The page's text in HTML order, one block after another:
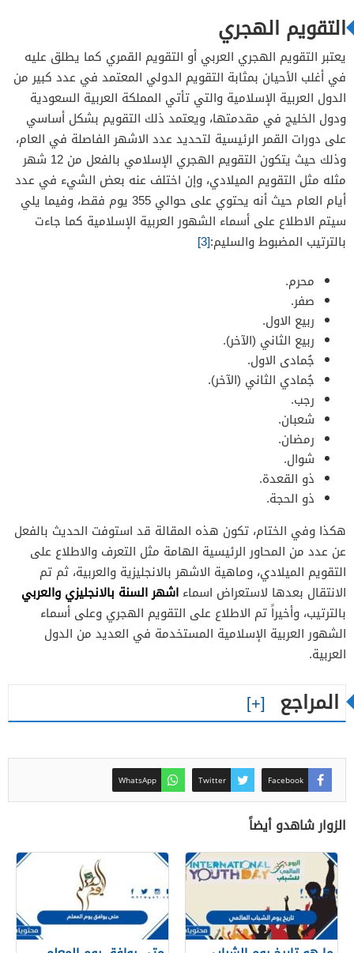
التقويم الهجري
يعتبر التقويم الهجري العربي أو التقويم القمري كما يطلق عليه
في أغلب الأحيان بمثابة التقويم الدولي المعتمد في عدد كبير من
الدول العربية الإسلامية والتي تأتي المملكة العربية السعودية
ودول الخليج في مقدمتها، ويعتمد ذلك التقويم بشكل أساسي
على دورات القمر الرئيسية لتحديد عدد الاشهر الفاصلة في العام،
وذلك حيث يتكون التقويم الهجري الإسلامي بالفعل من 12 شهر
مثله مثل التقويم الميلادي، وإن اختلف عنه بعض الشيء في عدد
أيام العام حيث أنه يحتوي على حوالي 355 يوم فقط، وفيما يلي
سيتم الاطلاع على أسماء الشهور العربية الإسلامية كما جاءت
بالترتيب المضبوط والسليم:[3]
محرم.
صفر.
ربيع الاول.
ربيع الثاني (الآخر).
جُمادى الاول.
جُمادي الثاني (الآخر).
رجب.
شعبان.
رمضان.
شوال.
ذو القعدة.
ذو الحجة.
هكذا وفي الختام، تكون هذه المقالة قد استوفت الحديث بالفعل
عن عدد من المحاور الرئيسية الهامة مثل التعرف والاطلاع على
التقويم الميلادي، وماهية الاشهر بالانجليزية والعربية، ثم تم
الانتقال بعدها لاستعراض اسماء اشهر السنة بالانجليزي والعربي
بالترتيب، وأخيراً تم الاطلاع على التقويم الهجري وعلى أسماء
الشهور العربية الإسلامية المستخدمة في العديد من الدول
العربية.
المراجع
Facebook
Twitter
WhatsApp
الزوار شاهدو أيضاً